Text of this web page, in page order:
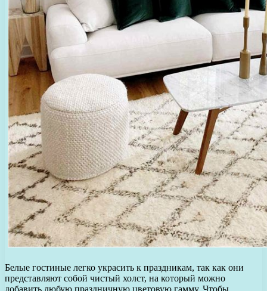
Белые гостиные легко украсить к праздникам, так как они
представляют собой чистый холст, на который можно